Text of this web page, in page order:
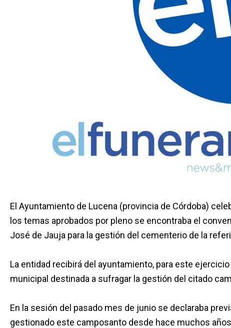
El Ayuntamiento de Lucena (provincia de Córdoba)
los temas aprobados por pleno se encontraba el
José de Jauja para la gestión del cementerio de la
La entidad recibirá del ayuntamiento, para este
municipal destinada a sufragar la gestión del citado
En la sesión del pasado mes de junio se declaraba
gestionado este camposanto desde hace muchos